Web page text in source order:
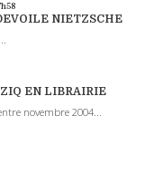
NIETZSCHE
EN LIBRAIRIE
novembre 2004...